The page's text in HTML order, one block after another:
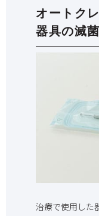
オートク
器具の滅菌
治療で使用した